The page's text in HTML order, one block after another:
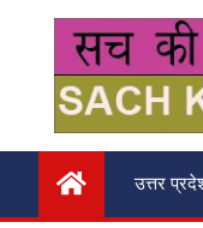
content
सच की
उत्तर